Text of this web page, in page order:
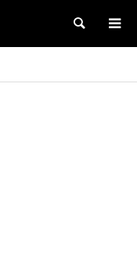
検索